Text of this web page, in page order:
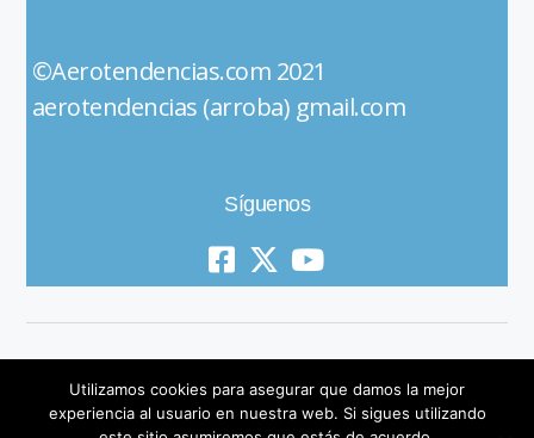
©Aerotendencias.com 2021
aerotendencias (arroba) gmail.com
Síguenos
Utilizamos cookies para asegurar que damos la mejor
experiencia al usuario en nuestra web. Si sigues utilizando